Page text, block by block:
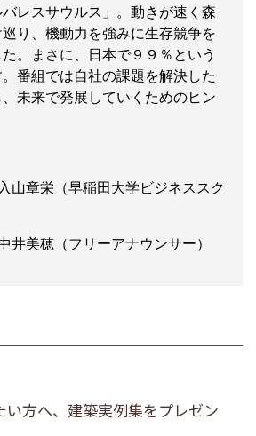
レスサウルス」。動きが速く森
り、機動力を強みに生存競争を
。まさに、日本で９９％という
番組では自社の課題を解決した
未来で発展していくためのヒン
章栄（早稲田大学ビジネススク
美穂（フリーアナウンサー）
い方へ、建築実例集をプレゼン